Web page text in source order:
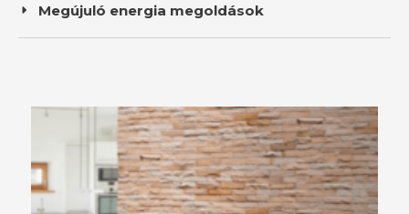
Megújuló energia megoldások